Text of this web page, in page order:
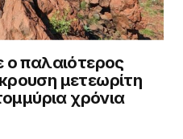
ο παλαιότερος
μετεωρίτη
χρόνια